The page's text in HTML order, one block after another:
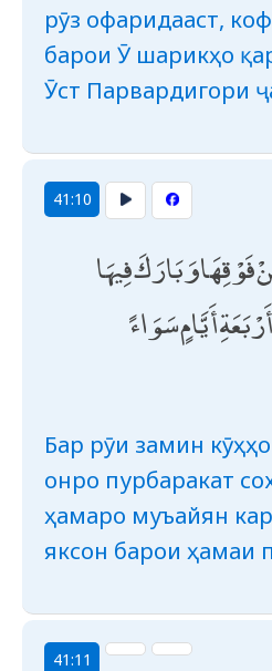
рӯз офаридааст,
барои Ӯ шарикҳо
Ӯст Парвардигори
41:10
وَبَارَكَ فِيهَا
أَيَّامٍ سَوَاءً
Бар рӯи замин
онро пурбаракат
ҳамаро муъайян
яксон барои ҳамаи
41:11